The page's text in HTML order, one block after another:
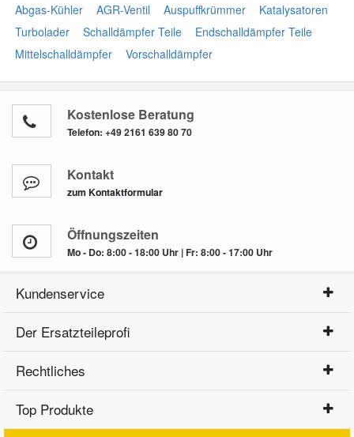
Abgas-Kühler AGR-Ventil Auspuffkrümmer
Katalysatoren
Turbolader
Schalldämpfer Teile
Endschalldämpfer Teile
Mittelschalldämpfer
Vorschalldämpfer
Kostenlose Beratung
Telefon: +49 2161 639 80 70
Kontakt
zum Kontaktformular
Öffnungszeiten
Mo - Do: 8:00 - 18:00 Uhr | Fr: 8:00 - 17:00 Uhr
Kundenservice
Der Ersatzteileprofi
Rechtliches
Top Produkte